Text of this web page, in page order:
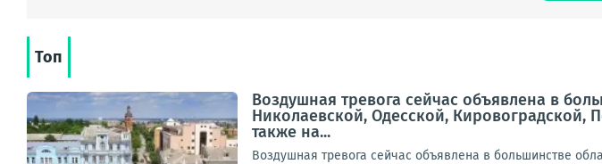
Топ
Воздушная тревога сейчас объявлена в
Николаевской, Одесской, Кировоградской,
также на...
Воздушная тревога сейчас объявлена в большинстве